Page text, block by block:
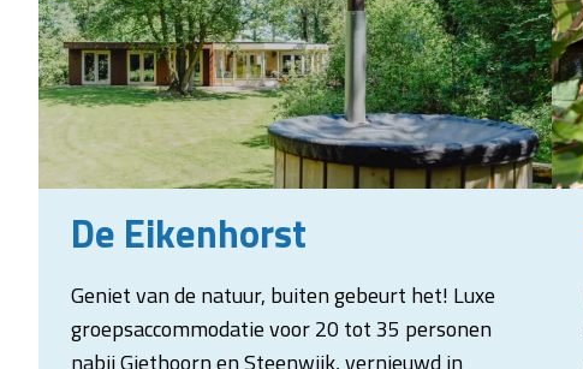
De Eikenhorst
Geniet van de natuur, buiten gebeurt het! Luxe
groepsaccommodatie voor 20 tot 35 personen
nabij Giethoorn en Steenwijk, vernieuwd in